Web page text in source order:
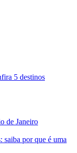
5 destinos
de Janeiro
saiba por que é uma